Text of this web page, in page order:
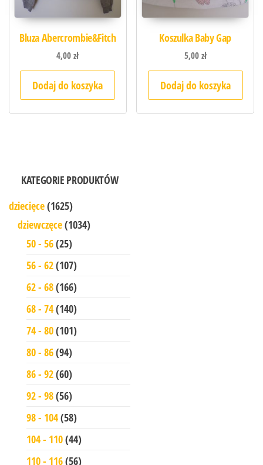
Bluza Abercrombie&Fitch
4,00zł
Dodaj do koszyka
Koszulka Baby Gap
5,00zł
Dodaj do koszyka
KATEGORIE PRODUKTÓW
dziecięce(1625)
dziewczęce(1034)
50 - 56(25)
56 - 62(107)
62 - 68(166)
68 - 74(140)
74 - 80(101)
80 - 86(94)
86 - 92(60)
92 - 98(56)
98 - 104(58)
104 - 110(44)
110 - 116(56)